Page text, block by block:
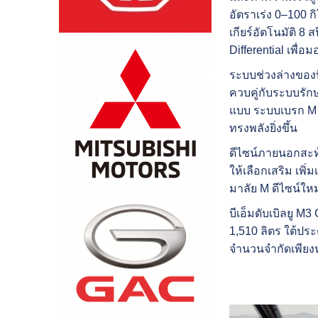
อัตราเร่ง 0–100
เกียร์อัตโนมัติ 8
Differential เพื่อ
ระบบช่วงล่างขอ
ควบคู่กับระบบรัก
แบบ ระบบเบรก
ทรงพลังยิ่งขึ้น
ดีไซน์ภายนอกสะ
ให้เลือกเสริม เพิ่
มาลัย M ดีไซน์ใ
บีเอ็มดับเบิลยู
1,510 ลิตร ใต้ป
จำนวนจำกัดเพีย